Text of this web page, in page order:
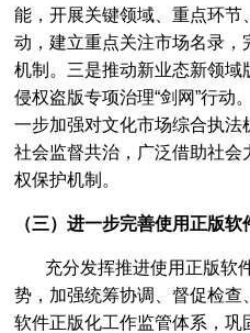
能，开展关键领域、重点环
动，建立重点关注市场名录
机制。三是推动新业态新领
侵权盗版专项治理“剑网”行动
一步加强对文化市场综合执
社会监督共治，广泛借助社会
权保护机制。
（三）进一步完善使用正版软
充分发挥推进使用正版软
势，加强统筹协调、督促检
软件正版化工作监管体系，